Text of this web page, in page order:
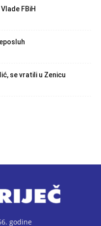
FBiH
se vratili u Zenicu
godine